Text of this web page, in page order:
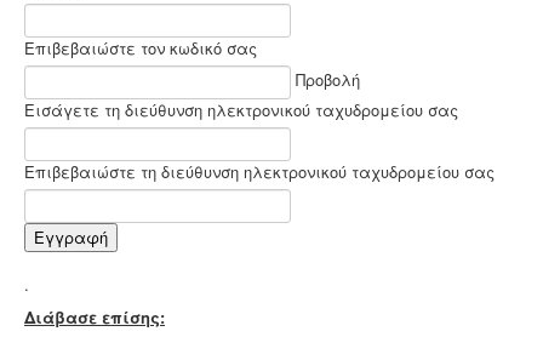
Επιβεβαιώστε τον κωδικό σας
Προβολή
Εισάγετε τη διεύθυνση ηλεκτρονικού ταχυδρομείου σας
Επιβεβαιώστε τη διεύθυνση ηλεκτρονικού ταχυδρομείου σας
Εγγραφή
.
Διάβασε επίσης: